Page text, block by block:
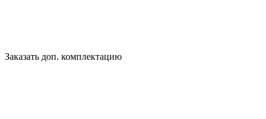
Заказать доп. комплектацию